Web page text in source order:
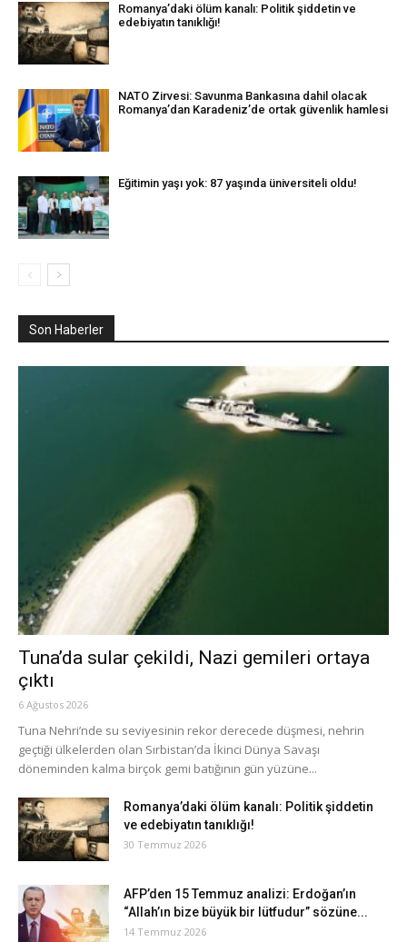
Romanya’daki ölüm kanalı: Politik şiddetin ve
edebiyatın tanıklığı!
NATO Zirvesi: Savunma Bankasına dahil olacak
Romanya’dan Karadeniz’de ortak güvenlik hamlesi
Eğitimin yaşı yok: 87 yaşında üniversiteli oldu!
Son Haberler
Tuna’da sular çekildi, Nazi gemileri ortaya
çıktı
6 Ağustos 2026
Tuna Nehri’nde su seviyesinin rekor derecede düşmesi, nehrin
geçtiği ülkelerden olan Sırbistan’da İkinci Dünya Savaşı
döneminden kalma birçok gemi batığının gün yüzüne...
Romanya’daki ölüm kanalı: Politik şiddetin
ve edebiyatın tanıklığı!
30 Temmuz 2026
AFP’den 15 Temmuz analizi: Erdoğan’ın
“Allah’ın bize büyük bir lütfudur” sözüne...
14 Temmuz 2026